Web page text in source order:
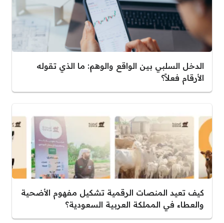
الدخل السلبي بين الواقع والوهم: ما الذي تقوله
الأرقام فعلاً؟
كيف تعيد المنصات الرقمية تشكيل مفهوم الأضحية
والعطاء في المملكة العربية السعودية؟